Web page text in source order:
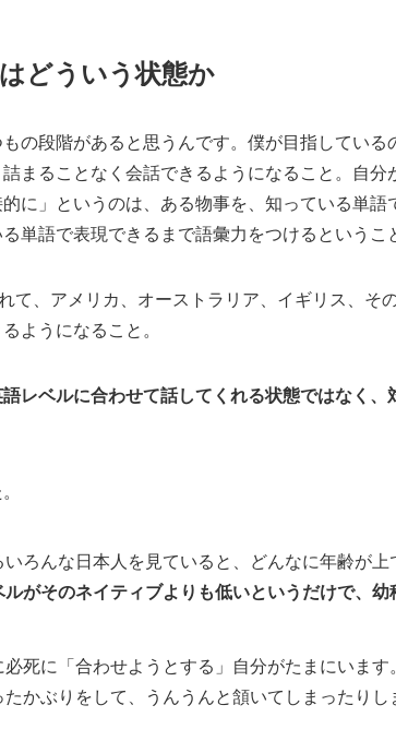
どういう状態か
もの段階があると思うんです。僕が目指してい
まることなく会話できるようになること。自分
に」というのは、ある物事を、知っている単語
単語で表現できるまで語彙力をつけるというこ
て、アメリカ、オーストラリア、イギリス、そ
ようになること。
レベルに合わせて話してくれる状態ではなく、
ろんな日本人を見ていると、どんなに年齢が
がそのネイティブよりも低いというだけで、
死に「合わせようとする」自分がたまにいま
かぶりをして、うんうんと頷いてしまったり